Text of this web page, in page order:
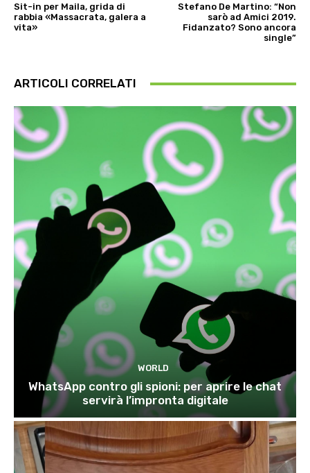
Sit-in per Maila, grida di
rabbia «Massacrata, galera a
vita»
Stefano De Martino: “Non
sarò ad Amici 2019.
Fidanzato? Sono ancora
single”
ARTICOLI CORRELATI
WORLD
WhatsApp contro gli spioni: per aprire le chat
servirà l’impronta digitale